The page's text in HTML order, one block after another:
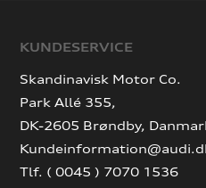
KUNDESERVICE
Skandinavisk Motor Co.
Park Allé 355,
DK-2605 Brøndby,
Tlf. ( 0045 ) 7070 1536